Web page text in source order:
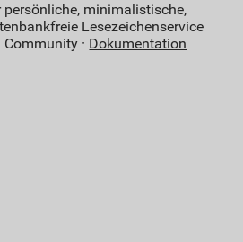
persönliche, minimalistische,
Lesezeichenservice
· Dokumentation